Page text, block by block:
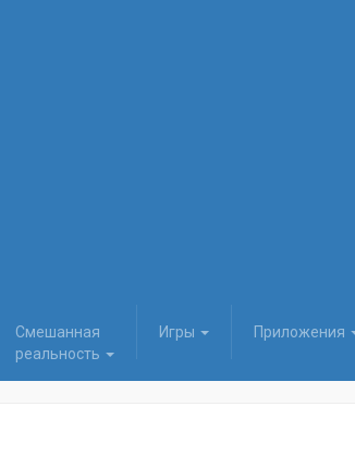
Смешанная
реальность
Игры Приложения